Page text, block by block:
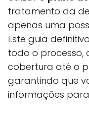
tratamento da
apenas uma
Este guia
todo o processo,
cobertura até o
garantindo que
informações